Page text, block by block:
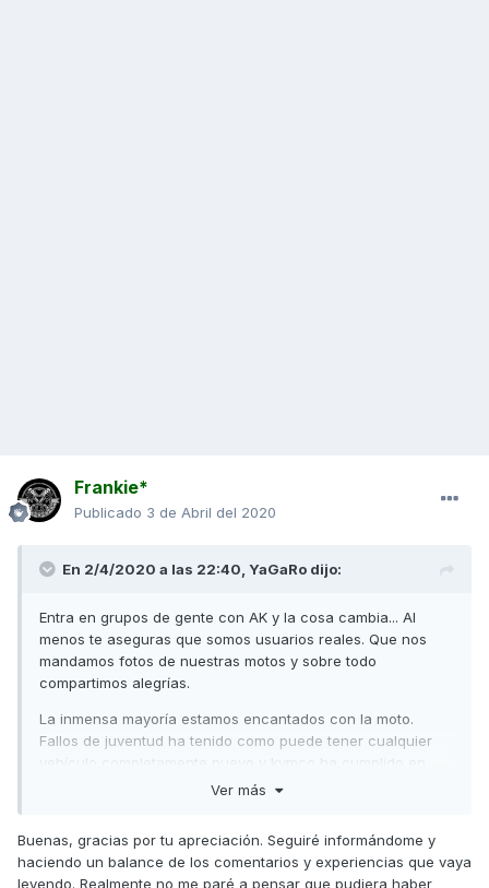
Frankie*
Publicado 3 de Abril del 2020
En 2/4/2020 a las 22:40, YaGaRo dijo:
Entra en grupos de gente con AK y la cosa cambia... Al
menos te aseguras que somos usuarios reales. Que nos
mandamos fotos de nuestras motos y sobre todo
compartimos alegrías.
La inmensa mayoría estamos encantados con la moto.
Fallos de juventud ha tenido como puede tener cualquier
vehículo completamente nuevo y kymco ha cumplido en
que son los mismos escribiendo en todos los post.
Yo no tengo que convencerte que es buena moto, pero que
Ver más
Buenas, gracias por tu apreciación. Seguiré informándome y
haciendo un balance de los comentarios y experiencias que vaya
leyendo. Realmente no me paré a pensar que pudiera haber